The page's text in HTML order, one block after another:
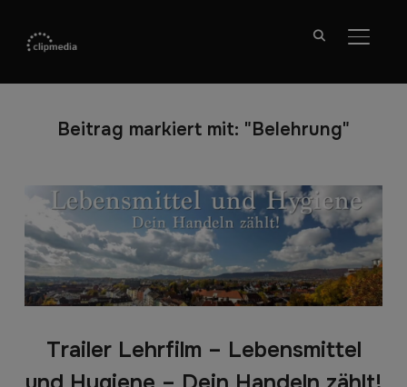
Beitrag markiert mit: "Belehrung"
Trailer Lehrfilm – Lebensmittel